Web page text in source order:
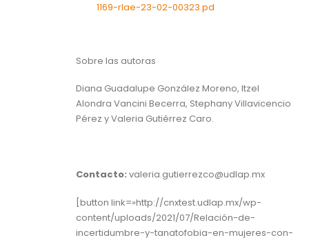
1169-rlae-23-02-00323.pd
Sobre las autoras
Diana Guadalupe González Moreno, Itzel
Alondra Vancini Becerra, Stephany Villavicencio
Pérez y Valeria Gutiérrez Caro.
Contacto: valeria.gutierrezco@udlap.mx
[button link=»http://cnxtest.udlap.mx/wp-
content/uploads/2021/07/Relación-de-
incertidumbre-y-tanatofobia-en-mujeres-con-